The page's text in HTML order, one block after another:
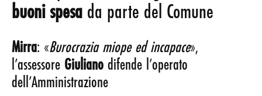
buoni spesa da parte del Comune
Mirra: «Burocrazia miope ed incapace»,
l’assessore Giuliano difende l’operato
dell’Amministrazione